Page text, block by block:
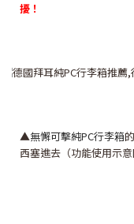
擾！
▲無懈可擊純PC行李箱
西塞進去（功能使用示意